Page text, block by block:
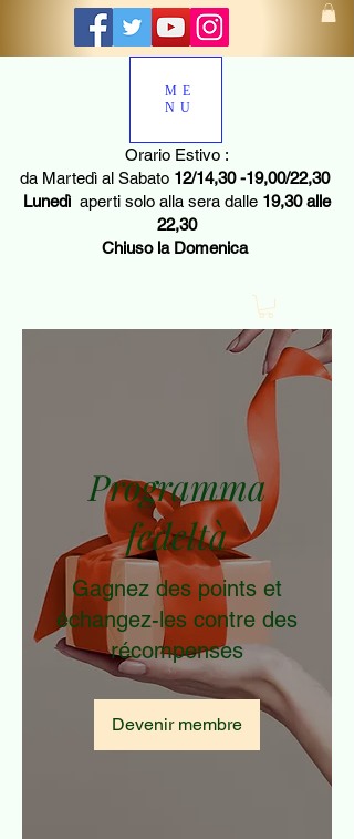
ME
NU
Orario Estivo :
da Martedì al Sabato 12/14,30 -19,00/22,30
Lunedì aperti solo alla sera dalle 19,30 alle
22,30
Chiuso la Domenica
Programma
fedeltà
Gagnez des points et
échangez-les contre des
récompenses
Devenir membre